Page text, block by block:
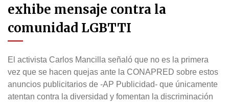
exhibe mensaje contra la
comunidad LGBTTI
El activista Carlos Mancilla señaló que no es la primera
vez que se hacen quejas ante la CONAPRED sobre estos
anuncios publicitarios de -AP Publicidad- que únicamente
atentan contra la diversidad y fomentan la discriminación